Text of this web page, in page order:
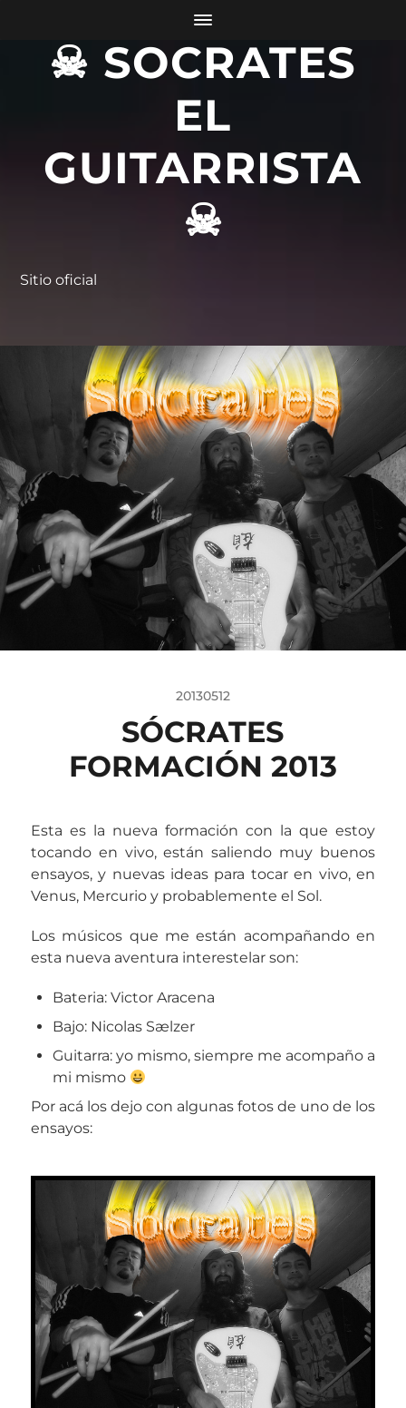
☠ SOCRATES
EL
GUITARRISTA
☠
Sitio oficial
20130512
SÓCRATES
FORMACIÓN 2013
Esta es la nueva formación con la que estoy
tocando en vivo, están saliendo muy buenos
ensayos, y nuevas ideas para tocar en vivo, en
Venus, Mercurio y probablemente el Sol.
Los músicos que me están acompañando en
esta nueva aventura interestelar son:
Bateria: Victor Aracena
Bajo: Nicolas Sælzer
Guitarra: yo mismo, siempre me acompaño a
mi mismo
Por acá los dejo con algunas fotos de uno de los
ensayos: